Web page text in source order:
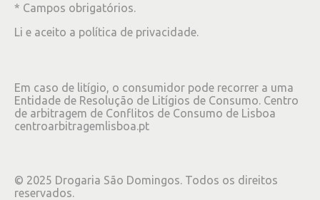
* Campos obrigatórios.
Li e aceito a política de privacidade.
Em caso de litígio, o consumidor pode recorrer a uma
Entidade de Resolução de Litígios de Consumo. Centro
de arbitragem de Conflitos de Consumo de Lisboa
centroarbitragemlisboa.pt
© 2025 Drogaria São Domingos. Todos os direitos
reservados.